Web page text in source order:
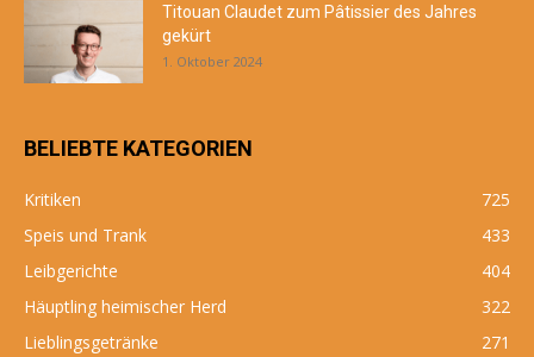
Titouan Claudet zum Pâtissier des Jahres
gekürt
1. Oktober 2024
BELIEBTE KATEGORIEN
Kritiken
725
Speis und Trank
433
Leibgerichte
404
Häuptling heimischer Herd
322
Lieblingsgetränke
271